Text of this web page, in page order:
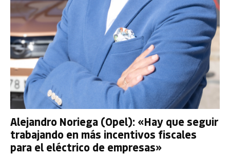
Alejandro Noriega (Opel): «Hay que seguir
trabajando en más incentivos fiscales
para el eléctrico de empresas»